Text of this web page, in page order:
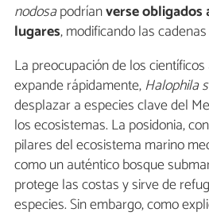
nodosapodríanverse obligados
lugares, modificando las
La preocupación de los
expande rápidamente,Halophila
desplazar a especies clave del
los ecosistemas. La posidonia,
pilares del ecosistema marino
como un auténtico bosque
protege las costas y sirve de
especies. Sin embargo, como